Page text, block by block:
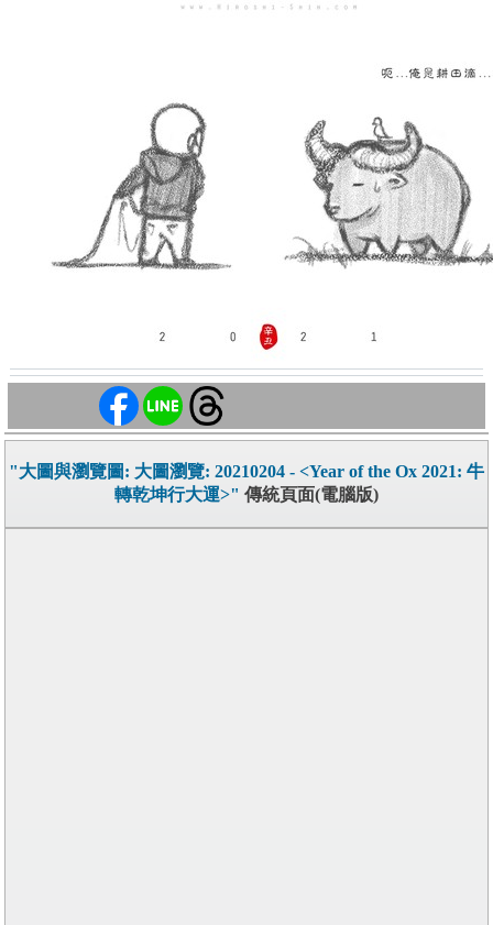
"大圖與瀏覽圖: 大圖瀏覽: 20210204 - <Year of the Ox 2021: 牛
轉乾坤行大運>" 傳統頁面(電腦版)